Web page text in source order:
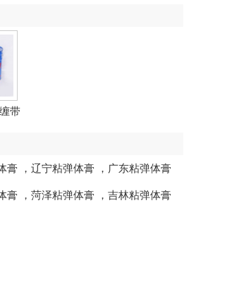
带
膏 ， 辽宁粘弹体膏 ， 广东粘弹体膏
膏 ， 菏泽粘弹体膏 ， 吉林粘弹体膏